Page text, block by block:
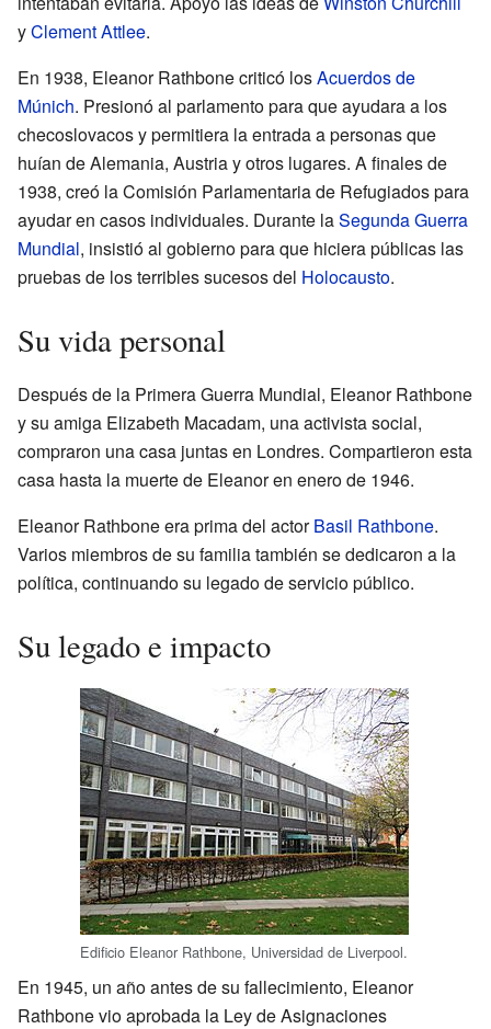
yClement Attlee.
En 1938, Eleanor Rathbone criticó losAcuerdos de
Múnich. Presionó al parlamento para que ayudara a los
checoslovacos y permitiera la entrada a personas que
huían de Alemania, Austria y otros lugares. A finales de
1938, creó la Comisión Parlamentaria de Refugiados para
ayudar en casos individuales. Durante laSegunda Guerra
Mundial, insistió al gobierno para que hiciera públicas las
pruebas de los terribles sucesos del Holocausto.
Su vida personal
Después de la Primera Guerra Mundial, Eleanor Rathbone
y su amiga Elizabeth Macadam, una activista social,
compraron una casa juntas en Londres. Compartieron esta
casa hasta la muerte de Eleanor en enero de 1946.
Eleanor Rathbone era prima del actorBasil Rathbone.
Varios miembros de su familia también se dedicaron a la
política, continuando su legado de servicio público.
Su legado e impacto
Edificio Eleanor Rathbone, Universidad de Liverpool.
En 1945, un año antes de su fallecimiento, Eleanor
Rathbone vio aprobada la Ley de Asignaciones